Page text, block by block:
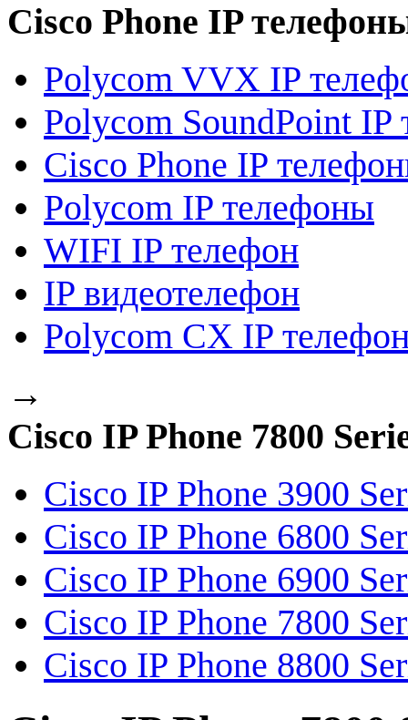
Сisco Phone IP
Polycom VVX IP
Polycom SoundPoint IP
Сisco Phone IP
Polycom IP телефоны
WIFI IP телефон
IP видеотелефон
Polycom CX IP
→
Cisco IP Phone 7800
Cisco IP Phone 3900
Cisco IP Phone 6800
Cisco IP Phone 6900
Cisco IP Phone 7800
Cisco IP Phone 8800